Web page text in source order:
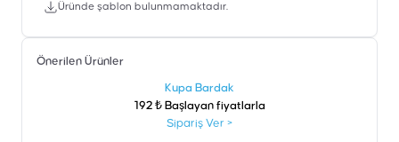
Üründe şablon bulunmamaktadır.
Önerilen Ürünler
Kupa Bardak
192 ₺ Başlayan fiyatlarla
Sipariş Ver >